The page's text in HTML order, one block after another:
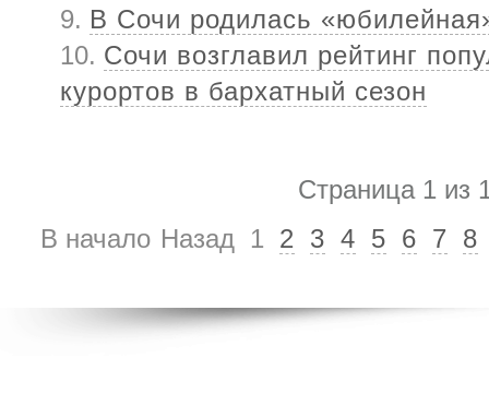
В Сочи родилась
Сочи возглавил рейтинг
курортов в бархатный сезон
Страница 1 из
В начало Назад 1 2 3 4 5 6 7 8